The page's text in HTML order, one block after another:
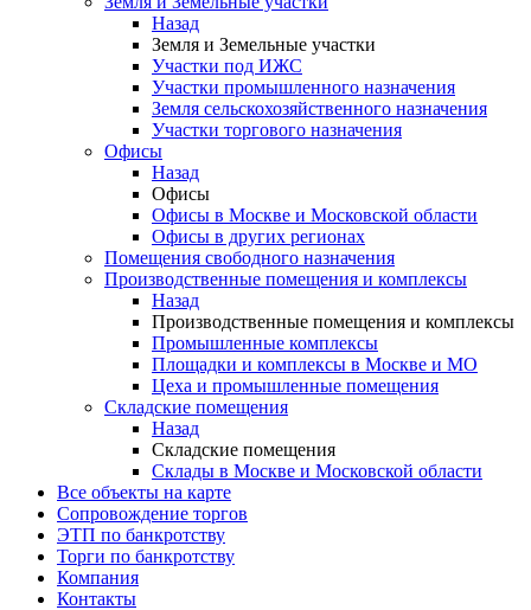
Назад
Земля и Земельные участки
Участки под ИЖС
Участки промышленного назначения
Земля сельскохозяйственного назначения
Участки торгового назначения
Офисы
Назад
Офисы
Офисы в Москве и Московской области
Офисы в других регионах
Помещения свободного назначения
Производственные помещения и комплексы
Назад
Производственные помещения и комплексы
Промышленные комплексы
Площадки и комплексы в Москве и МО
Цеха и промышленные помещения
Складские помещения
Назад
Складские помещения
Склады в Москве и Московской области
Все объекты на карте
Сопровождение торгов
ЭТП по банкротству
Торги по банкротству
Компания
Контакты